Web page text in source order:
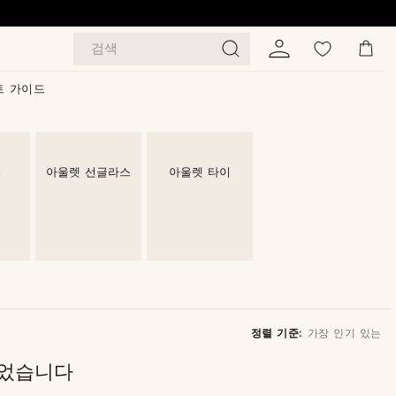
검색
가이드
아울렛 선글라스 아울렛 타이
정렬 기준: 가장 인기 있는
습니다